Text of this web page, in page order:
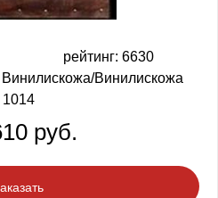
рейтинг: 6630
Винилискожа
1014
руб.